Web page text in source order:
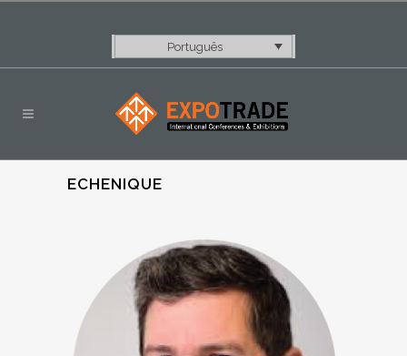
Português
ECHENIQUE